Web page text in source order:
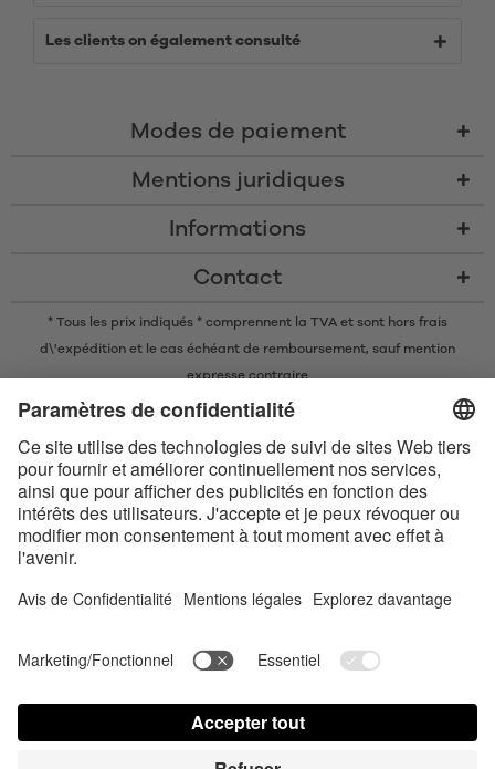
Les clients on également consulté
Modes de paiement
Mentions juridiques
Informations
Contact
* Tous les prix indiqués * comprennent la TVA et sont hors frais
d\'expédition et le cas échéant de remboursement, sauf mention
expresse contraire
* La marque nominative et les logos Bluetooth® sont des marques
utilisation de ces marques par Satisfyer GmbH est soumise à une licence.
Apple, le logo Apple et Apple Watch sont des marques commerciales
d’Apple Inc. Google Play et le logo Google Play sont des marques
commerciales de Google LLC.